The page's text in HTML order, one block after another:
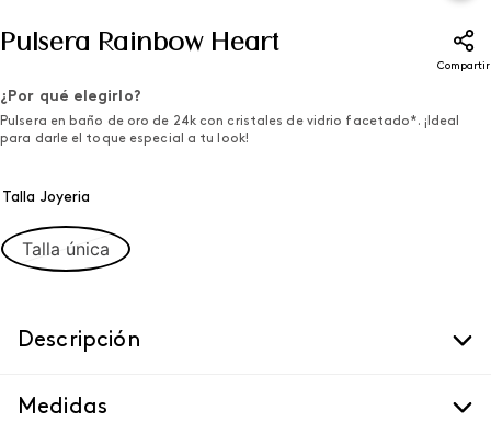
Pulsera Rainbow Heart
Compartir
¿Por qué elegirlo?
Pulsera en baño de oro de 24k con cristales de vidrio facetado*. ¡Ideal
para darle el toque especial a tu look!
Talla Joyeria
Talla única
Descripción
Medidas